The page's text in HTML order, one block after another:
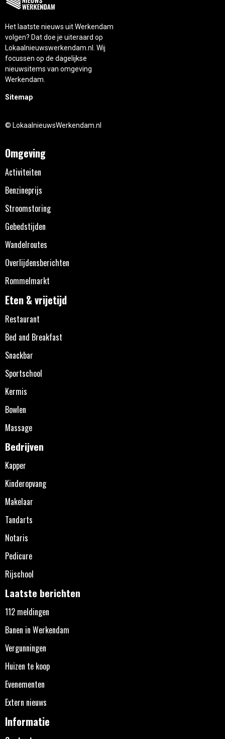
Het laatste nieuws uit Werkendam
volgen? Dat doe je uiteraard op
Lokaalnieuwswerkendam.nl. Wij
focussen op de dagelijkse
nieuwsitems van omgeving
Werkendam.
Sitemap
© LokaalnieuwsWerkendam.nl
Omgeving
Activiteiten
Benzineprijs
Stroomstoring
Gebedstijden
Wandelroutes
Overlijdensberichten
Rommelmarkt
Eten & vrijetijd
Restaurant
Bed and Breakfast
Snackbar
Sportschool
Kermis
Bowlen
Massage
Bedrijven
Kapper
Kinderopvang
Makelaar
Tandarts
Notaris
Pedicure
Rijschool
Laatste berichten
112 meldingen
Banen in Werkendam
Vergunningen
Huizen te koop
Evenementen
Extern nieuws
Informatie